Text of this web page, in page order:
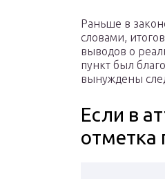
Раньше в
словами,
выводов о
пункт был
вынуждены
Если в
отметка